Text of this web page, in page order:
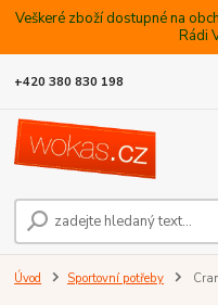
Veškeré zboží dostupné na
Rádi
+420 380 830 198
Úvod Sportovní potřeby